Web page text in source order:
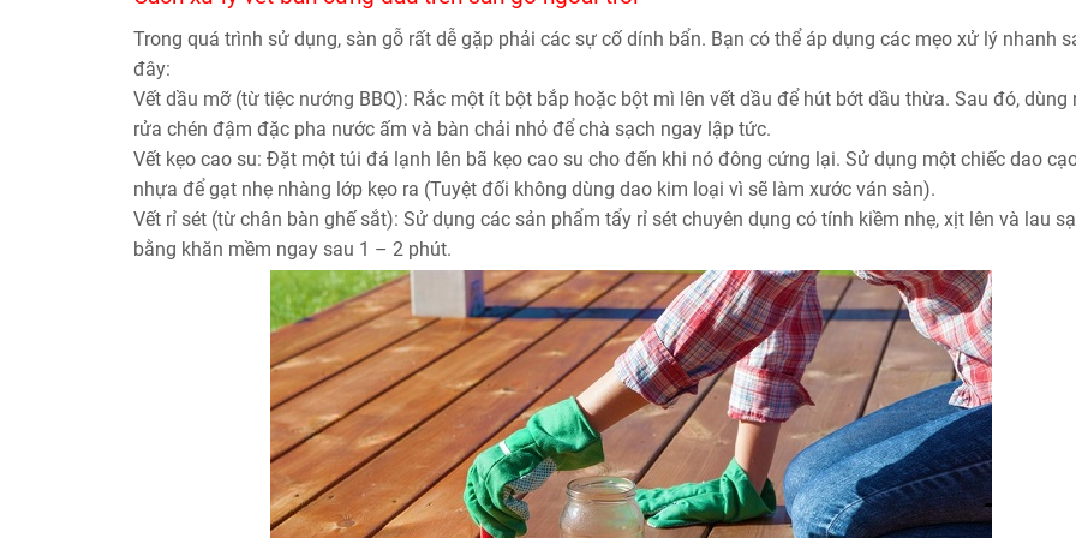
Trong quá trình sử dụng, sàn gỗ rất dễ gặp phải các sự cố dính bẩn. Bạn có thể áp dụng các mẹo xử lý nhanh
đây:
Vết dầu mỡ (từ tiệc nướng BBQ): Rắc một ít bột bắp hoặc bột mì lên vết dầu để hút bớt dầu thừa. Sau đó, dùng
rửa chén đậm đặc pha nước ấm và bàn chải nhỏ để chà sạch ngay lập tức.
Vết kẹo cao su: Đặt một túi đá lạnh lên bã kẹo cao su cho đến khi nó đông cứng lại. Sử dụng một chiếc dao
nhựa để gạt nhẹ nhàng lớp kẹo ra (Tuyệt đối không dùng dao kim loại vì sẽ làm xước ván sàn).
Vết rỉ sét (từ chân bàn ghế sắt): Sử dụng các sản phẩm tẩy rỉ sét chuyên dụng có tính kiềm nhẹ, xịt lên và lau
bằng khăn mềm ngay sau 1 – 2 phút.